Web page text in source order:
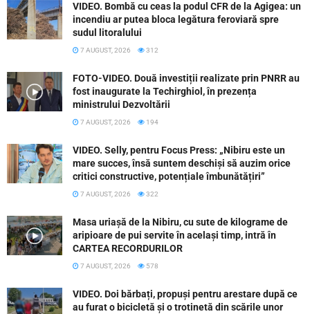
VIDEO. Bombă cu ceas la podul CFR de la Agigea: un
incendiu ar putea bloca legătura feroviară spre
sudul litoralului
7 AUGUST, 2026 312
FOTO-VIDEO. Două investiții realizate prin PNRR au
fost inaugurate la Techirghiol, în prezența
ministrului Dezvoltării
7 AUGUST, 2026 194
VIDEO. Selly, pentru Focus Press: „Nibiru este un
mare succes, însă suntem deschiși să auzim orice
critici constructive, potențiale îmbunătățiri”
7 AUGUST, 2026 322
Masa uriașă de la Nibiru, cu sute de kilograme de
aripioare de pui servite în același timp, intră în
CARTEA RECORDURILOR
7 AUGUST, 2026 578
VIDEO. Doi bărbați, propuși pentru arestare după ce
au furat o bicicletă și o trotinetă din scările unor